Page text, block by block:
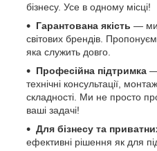
бізнесу. Усе в одному місці!
Гарантована якість — ми
світових брендів.
яка служить довго.
Професійна підтримка —
технічні консультації,
складності. Ми не просто
ваші задачі!
Для бізнесу та
ефективні рішення як для